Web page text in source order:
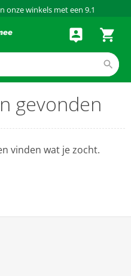
onze winkels met een 9.1
dé elektronicaspecialist
via Klarna
gevonden
vinden wat je zocht.